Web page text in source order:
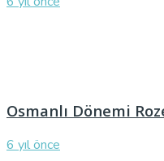
Osmanlı Dönemi
6 yıl önce